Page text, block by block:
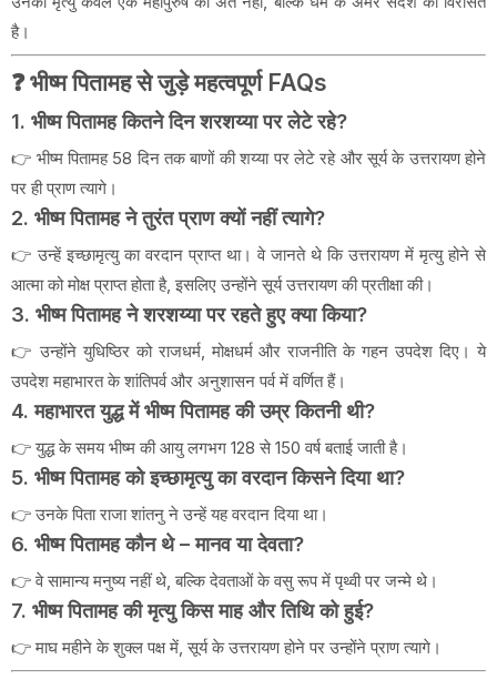
है।
❓ भीष्म पितामह से जुड़े महत्वपूर्ण FAQs
1. भीष्म पितामह कितने दिन शरशय्या पर लेटे रहे?
👉 भीष्म पितामह 58 दिन तक बाणों की शय्या पर लेटे रहे और सूर्य के उत्तरायण होने
पर ही प्राण त्यागे।
2. भीष्म पितामह ने तुरंत प्राण क्यों नहीं त्यागे?
👉 उन्हें इच्छामृत्यु का वरदान प्राप्त था। वे जानते थे कि उत्तरायण में मृत्यु होने से
आत्मा को मोक्ष प्राप्त होता है, इसलिए उन्होंने सूर्य उत्तरायण की प्रतीक्षा की।
3. भीष्म पितामह ने शरशय्या पर रहते हुए क्या किया?
👉 उन्होंने युधिष्ठिर को राजधर्म, मोक्षधर्म और राजनीति के गहन उपदेश दिए। ये
उपदेश महाभारत के शांतिपर्व और अनुशासन पर्व में वर्णित हैं।
4. महाभारत युद्ध में भीष्म पितामह की उम्र कितनी थी?
👉 युद्ध के समय भीष्म की आयु लगभग 128 से 150 वर्ष बताई जाती है।
5. भीष्म पितामह को इच्छामृत्यु का वरदान किसने दिया था?
👉 उनके पिता राजा शांतनु ने उन्हें यह वरदान दिया था।
6. भीष्म पितामह कौन थे – मानव या देवता?
👉 वे सामान्य मनुष्य नहीं थे, बल्कि देवताओं के वसु रूप में पृथ्वी पर जन्मे थे।
7. भीष्म पितामह की मृत्यु किस माह और तिथि को हुई?
👉 माघ महीने के शुक्ल पक्ष में, सूर्य के उत्तरायण होने पर उन्होंने प्राण त्यागे।